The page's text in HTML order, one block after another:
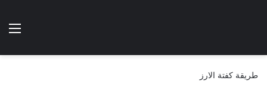
الوضع
طريقة كفتة الارز